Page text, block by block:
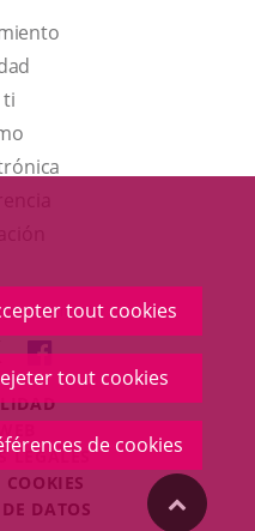
tout cookies
tout cookies
de cookies
ti
Este
enlace
una
ventana
nueva.
externa.
ENLACE
A
UNA
APLICACIÓN
EXTERNA.
ENLACE
A
UNA
APLICACIÓN
EXTERNA.
LEGALES
DATOS
"Volver